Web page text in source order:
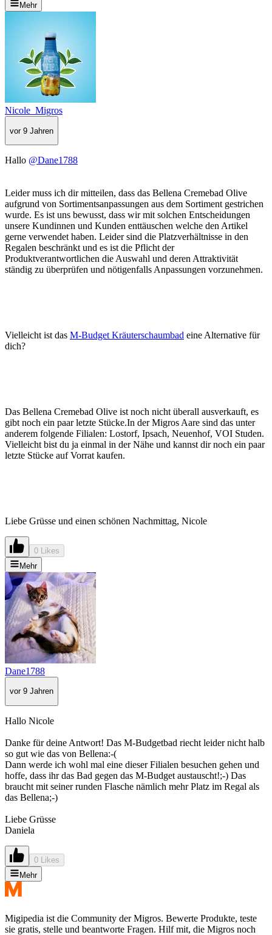
Mehr
Nicole_Migros
vor 9 Jahren
Hallo @Dane1788
Leider muss ich dir mitteilen, dass das Bellena Cremebad Olive
aufgrund von Sortimentsanpassungen aus dem Sortiment gestrichen
wurde. Es ist uns bewusst, dass wir mit solchen Entscheidungen
unsere Kundinnen und Kunden enttäuschen welche den Artikel
gerne verwendet haben. Leider sind die Platzverhältnisse in den
Regalen beschränkt und es ist die Pflicht der
Produktverantwortlichen die Auswahl und deren Attraktivität
ständig zu überprüfen und nötigenfalls Anpassungen vorzunehmen.
Vielleicht ist das M-Budget Kräuterschaumbad eine Alternative für
dich?
Das Bellena Cremebad Olive ist noch nicht überall ausverkauft, es
gibt noch ein paar letzte Stücke.In der Migros Aare sind das unter
anderem folgende Filialen: Lostorf, Ipsach, Neuenhof, VOI Studen.
Vielleicht bist du ja einmal in der Nähe und kannst dir noch ein paar
letzte Stücke auf Vorrat kaufen.
Liebe Grüsse und einen schönen Nachmittag, Nicole
0 Likes
Mehr
Dane1788
vor 9 Jahren
Hallo Nicole
Danke für deine Antwort! Das M-Budgetbad riecht leider nicht halb
so gut wie das von Bellena:-(
Dann werde ich wohl mal eine dieser Filialen besuchen gehen und
hoffe, dass ihr das Bad gegen das M-Budget austauscht!;-) Das
braucht mit seiner runden Flasche nämlich mehr Platz im Regal als
das Bellena;-)
Liebe Grüsse
Daniela
0 Likes
Mehr
Migipedia ist die Community der Migros. Bewerte Produkte, teste
sie gratis, stelle und beantworte Fragen. Hilf mit, die Migros noch